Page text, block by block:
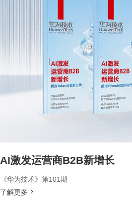
AI激发运营商B2B新增长
《华为技术》第101期
了解更多